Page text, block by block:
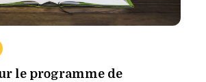
le programme de